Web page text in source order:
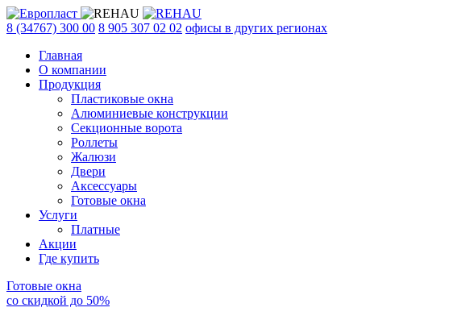
8 (34767) 300 00 8 905 307 02 02 офисы в других регионах
Главная
О компании
Продукция
Пластиковые окна
Алюминиевые конструкции
Секционные ворота
Роллеты
Жалюзи
Двери
Аксессуары
Готовые окна
Услуги
Платные
Акции
Где купить
Готовые окна
со скидкой до 50%